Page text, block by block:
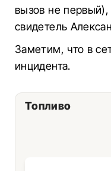
вызов не первый),
свидетель
Заметим, что в
инцидента.
Топливо